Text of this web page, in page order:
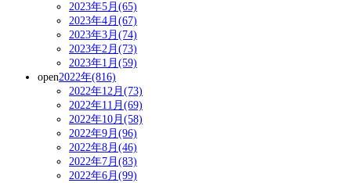
2023年5月(65)
2023年4月(67)
2023年3月(74)
2023年2月(73)
2023年1月(59)
open2022年(816)
2022年12月(73)
2022年11月(69)
2022年10月(58)
2022年9月(96)
2022年8月(46)
2022年7月(83)
2022年6月(99)